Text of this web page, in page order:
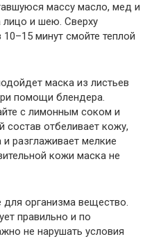
массу масло, мед и
лицо и шею. Сверху
минут смойте теплой
маска из листьев
помощи блендера.
с лимонным соком и
состав отбеливает кожу,
и разглаживает мелкие
кожи маска не
организма вещество.
правильно и по
не нарушать условия